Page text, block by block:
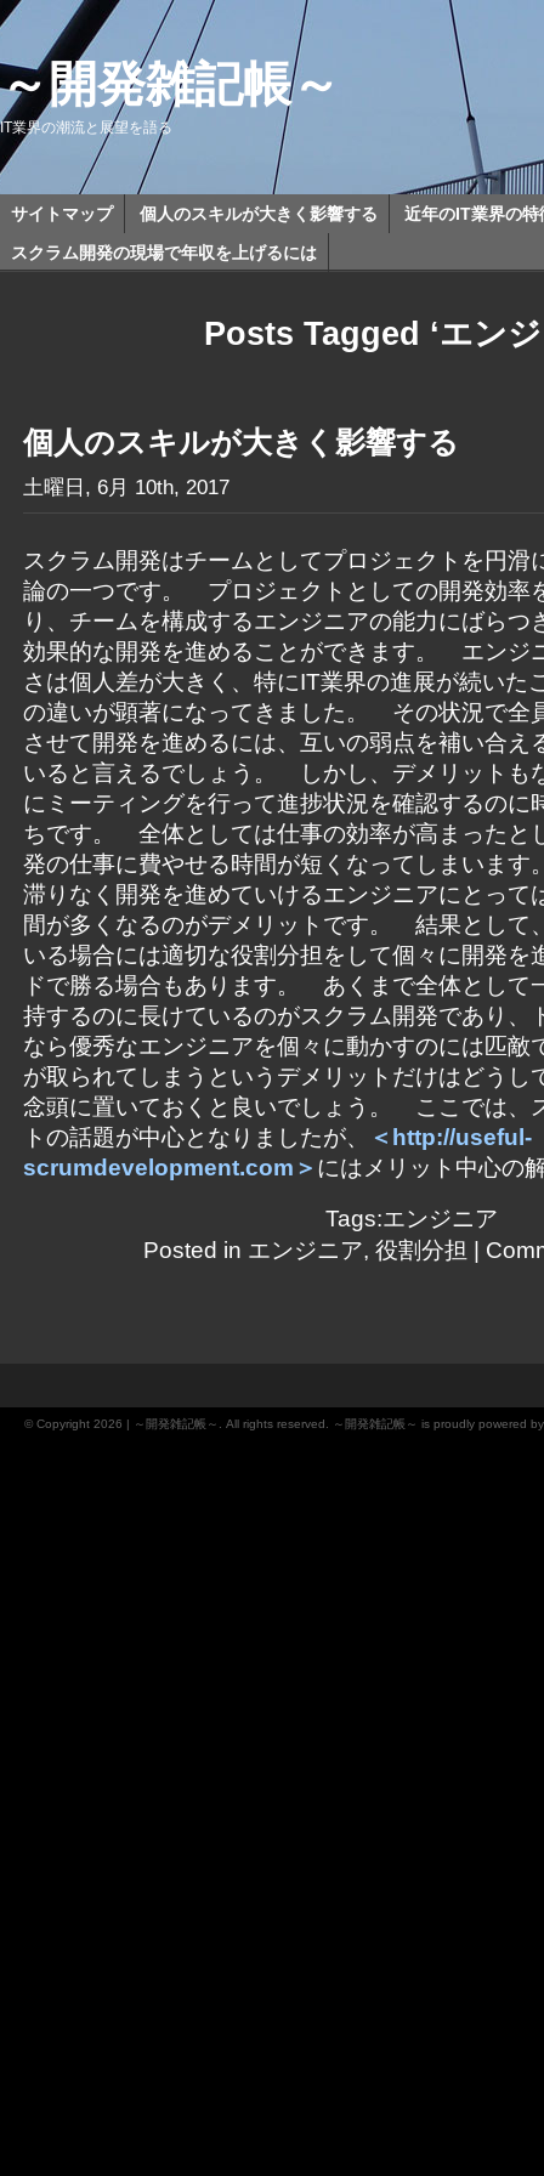
～開発雑記帳～
IT業界の潮流と展望を語る
サイトマップ 個人のスキルが大きく影響する
近年のIT業界の特
スクラム開発の現場で年収を上げるには
Posts Tagged ‘エンジ
個人のスキルが大きく影響する
土曜日, 6月 10th, 2017
スクラム開発はチームとしてプロジェクトを円滑
論の一つです。 プロジェクトとしての開発効率
り、チームを構成するエンジニアの能力にばらつ
効果的な開発を進めることができます。 エンジ
さは個人差が大きく、特にIT業界の進展が続いた
の違いが顕著になってきました。 その状況で全
させて開発を進めるには、互いの弱点を補い合え
いると言えるでしょう。 しかし、デメリットも
にミーティングを行って進捗状況を確認するのに
ちです。 全体としては仕事の効率が高まったと
発の仕事に費やせる時間が短くなってしまいま
滞りなく開発を進めていけるエンジニアにとって
間が多くなるのがデメリットです。 結果として
いる場合には適切な役割分担をして個々に開発を
ドで勝る場合もあります。 あくまで全体として
持するのに長けているのがスクラム開発であり、
なら優秀なエンジニアを個々に動かすのには匹
が取られてしまうというデメリットだけはどうし
念頭に置いておくと良いでしょう。 ここでは、
トの話題が中心となりましたが、
＜ http://useful-
scrumdevelopment.com ＞ にはメリット中心の
Tags:エンジニア
Posted in エンジニア, 役割分担
© Copyright 2026 | ～開発雑記帳～. All rights reserved. ～開発雑記帳～ is proudly powered